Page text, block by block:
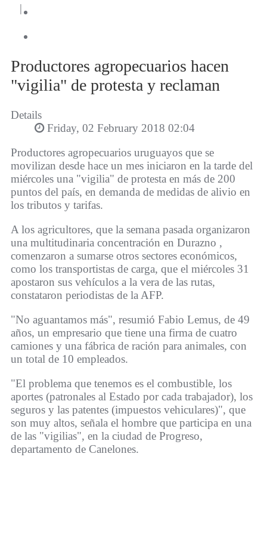
|
Productores agropecuarios hacen
"vigilia" de protesta y reclaman
Details
Friday, 02 February 2018 02:04
Productores agropecuarios uruguayos que se
movilizan desde hace un mes iniciaron en la tarde del
miércoles una "vigilia" de protesta en más de 200
puntos del país, en demanda de medidas de alivio en
los tributos y tarifas.
A los agricultores, que la semana pasada organizaron
una multitudinaria concentración en Durazno ,
comenzaron a sumarse otros sectores económicos,
como los transportistas de carga, que el miércoles 31
apostaron sus vehículos a la vera de las rutas,
constataron periodistas de la AFP.
"No aguantamos más", resumió Fabio Lemus, de 49
años, un empresario que tiene una firma de cuatro
camiones y una fábrica de ración para animales, con
un total de 10 empleados.
"El problema que tenemos es el combustible, los
aportes (patronales al Estado por cada trabajador), los
seguros y las patentes (impuestos vehiculares)", que
son muy altos, señala el hombre que participa en una
de las "vigilias", en la ciudad de Progreso,
departamento de Canelones.